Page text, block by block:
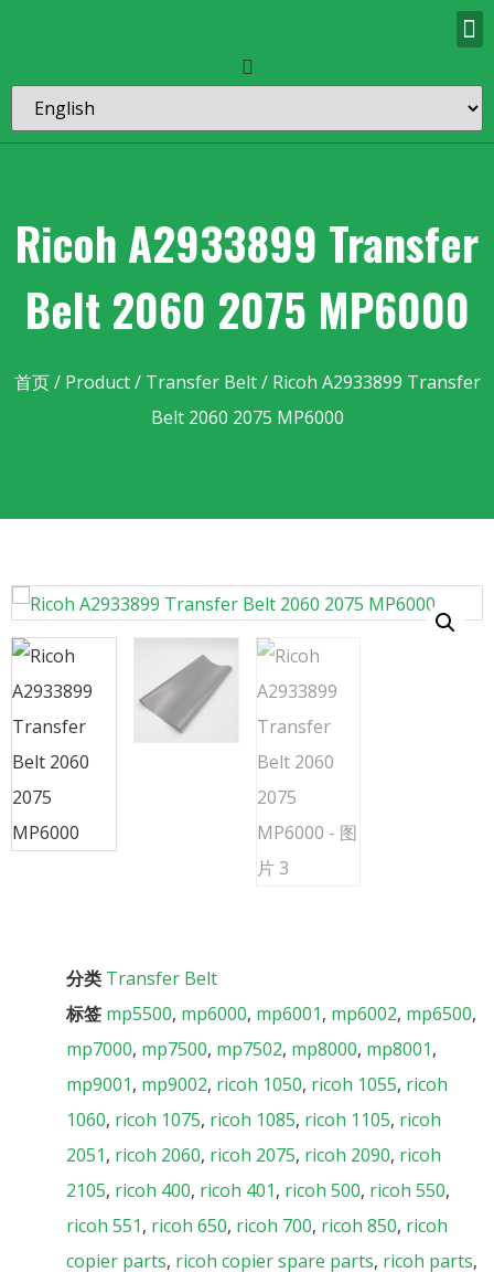
Ricoh A2933899 Transfer
Belt 2060 2075 MP6000
首页/ Product/ Transfer Belt/ Ricoh A2933899 Transfer
Belt 2060 2075 MP6000
分类 Transfer Belt
标签 mp5500, mp6000, mp6001, mp6002, mp6500,
mp7000, mp7500, mp7502, mp8000, mp8001,
mp9001, mp9002, ricoh 1050, ricoh 1055, ricoh
1060, ricoh 1075, ricoh 1085, ricoh 1105, ricoh
2051, ricoh 2060, ricoh 2075, ricoh 2090, ricoh
2105, ricoh 400, ricoh 401, ricoh 500, ricoh 550,
ricoh 551, ricoh 650, ricoh 700, ricoh 850, ricoh
copier parts, ricoh copier spare parts, ricoh parts,